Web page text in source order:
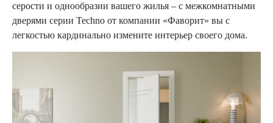
серости и однообразии вашего жилья – с межкомнатными
дверями серии Techno от компании «Фаворит» вы с
легкостью кардинально измените интерьер своего дома.